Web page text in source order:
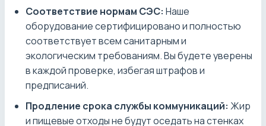
Соответствие нормам СЭС: Наше
оборудование сертифицировано и полностью
соответствует всем санитарным и
экологическим требованиям. Вы будете уверены
в каждой проверке, избегая штрафов и
предписаний.
Продление срока службы коммуникаций: Жир
и пищевые отходы не будут оседать на стенках